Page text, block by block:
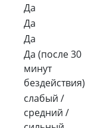
Да
Да
Да
Да (после 30
минут
бездействия)
слабый /
средний /